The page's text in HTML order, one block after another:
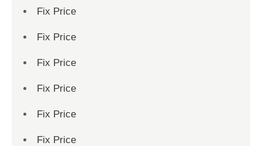
Fix Price
Fix Price
Fix Price
Fix Price
Fix Price
Fix Price